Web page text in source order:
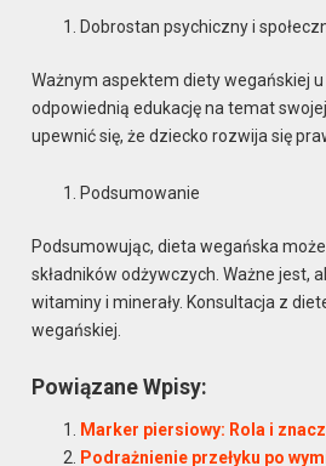
Dobrostan psychiczny i
Ważnym aspektem diety wegańskiej
odpowiednią edukację na temat
upewnić się, że dziecko rozwija się
Podsumowanie
Podsumowując, dieta wegańska
składników odżywczych. Ważne jest,
witaminy i minerały. Konsultacja z
wegańskiej.
Powiązane Wpisy:
Marker piersiowy: Rola i
Podrażnienie przełyku po